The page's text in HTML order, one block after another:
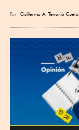
Por Guillermo A. Tenorio Cueto